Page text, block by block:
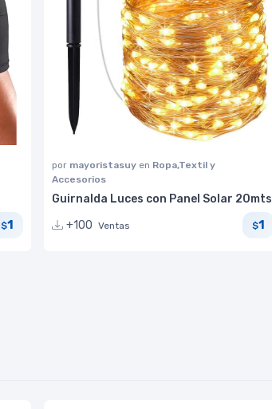
$1
por mayoristasuy en Ropa,Textil y
Accesorios
Guirnalda Luces con Panel Solar 20mts
+100 Ventas $1